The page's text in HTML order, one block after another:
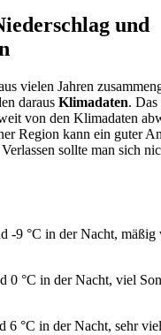
und
vielen Jahren
daraus Klimadaten. Das
von den Klimadaten
Region kann ein guter
sollte man sich
-9 °C in der Nacht, mäßig
0 °C in der Nacht, viel
6 °C in der Nacht, sehr